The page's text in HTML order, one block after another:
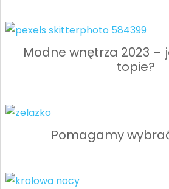
Modne wnętrza 2023 –
topie?
Pomagamy